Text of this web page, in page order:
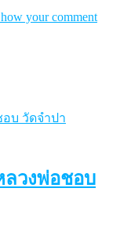
your comment
ลวงพ่อชอบ